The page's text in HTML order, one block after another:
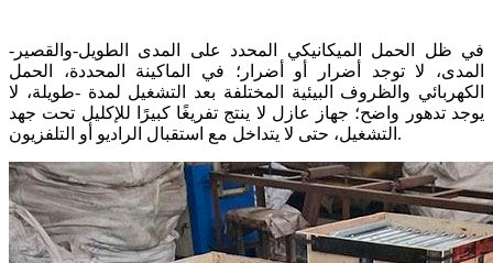
في ظل الحمل الميكانيكي المحدد على المدى الطويل-والقصير-
المدى، لا توجد أضرار أو أضرار؛ في الماكينة المحددة، الحمل
الكهربائي والظروف البيئية المختلفة بعد التشغيل لمدة -طويلة، لا
يوجد تدهور واضح؛ جهاز عازل لا ينتج تفريغًا كبيرًا للإكليل تحت جهد
التشغيل، حتى لا يتداخل مع استقبال الراديو أو التلفزيون.